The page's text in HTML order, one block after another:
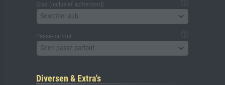
Glas (inclusief achterbord)
Selecteer aub
Passe-partout
Geen passe-partout
Diversen & Extra's